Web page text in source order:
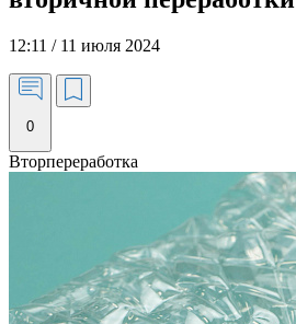
12:11 / 11 июля 2024
0